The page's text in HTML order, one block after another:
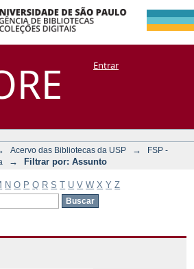
por:
Manakin + CoriscoEntrar
Acervo das Bibliotecas da USP →
FSP -
→ Filtrar por: Assunto
N O P Q R S T U V W X Y Z